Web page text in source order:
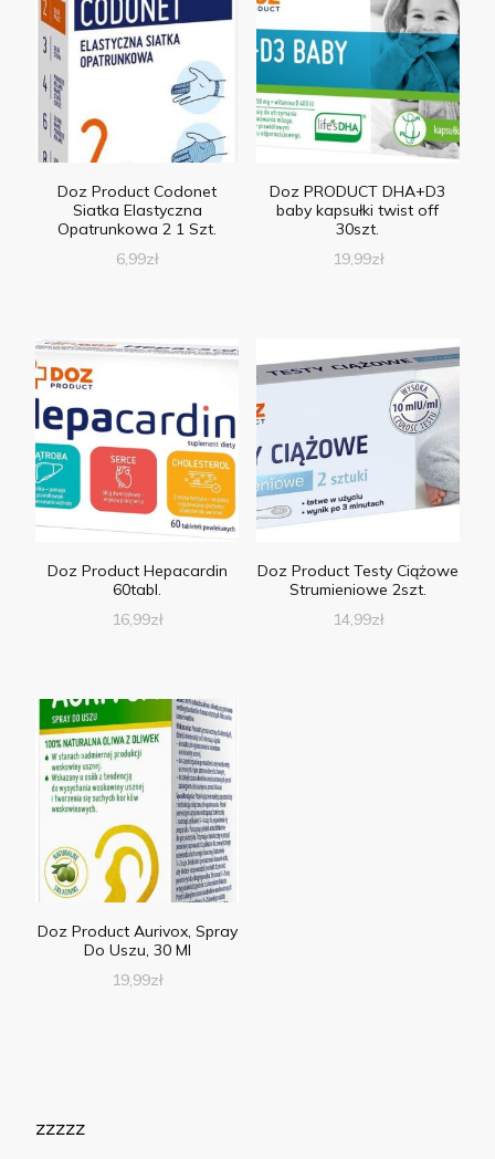
Doz Product Codonet
Siatka Elastyczna
Opatrunkowa 2 1 Szt.
6,99zł
Doz PRODUCT DHA+D3
baby kapsułki twist off
30szt.
19,99zł
Doz Product Hepacardin
60tabl.
16,99zł
Doz Product Testy Ciążowe
Strumieniowe 2szt.
14,99zł
Doz Product Aurivox, Spray
Do Uszu, 30 Ml
19,99zł
zzzzz